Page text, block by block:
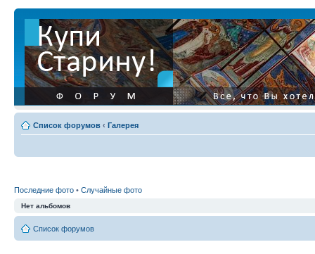
Список форумов ‹ Галерея
Последние фото • Случайные фото
Нет альбомов
Список форумов